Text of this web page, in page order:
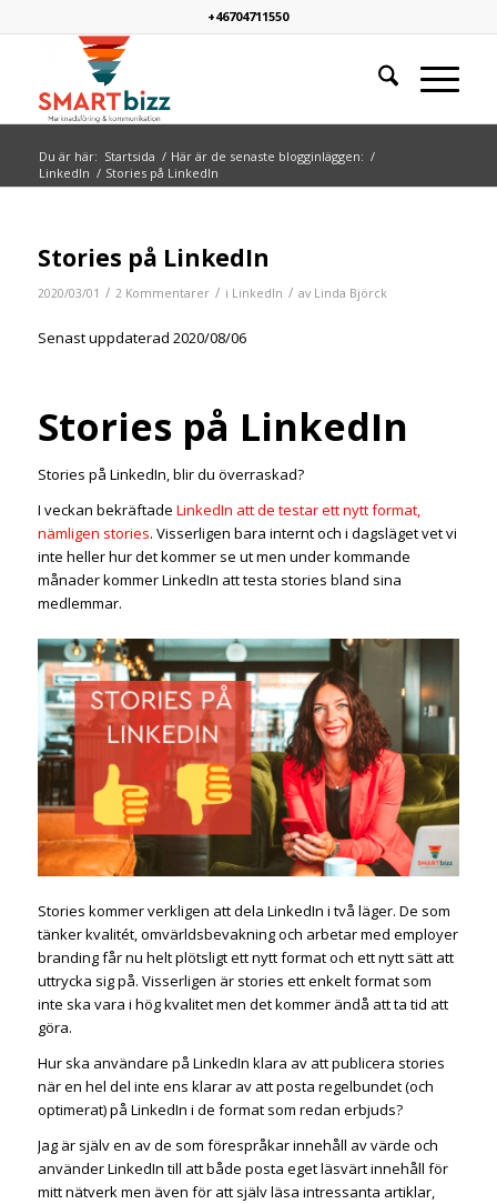
+46704711550
Du är här: Startsida / Här är de senaste blogginläggen: /
LinkedIn / Stories på LinkedIn
Stories på LinkedIn
2020/03/01 / 2 Kommentarer / i LinkedIn / av Linda Björck
Senast uppdaterad 2020/08/06
Stories på LinkedIn
Stories på LinkedIn, blir du överraskad?
I veckan bekräftade LinkedIn att de testar ett nytt format,
nämligen stories. Visserligen bara internt och i dagsläget vet vi
inte heller hur det kommer se ut men under kommande
månader kommer LinkedIn att testa stories bland sina
medlemmar.
Stories kommer verkligen att dela LinkedIn i två läger. De som
tänker kvalitét, omvärldsbevakning och arbetar med employer
branding får nu helt plötsligt ett nytt format och ett nytt sätt att
uttrycka sig på. Visserligen är stories ett enkelt format som
inte ska vara i hög kvalitet men det kommer ändå att ta tid att
göra.
Hur ska användare på LinkedIn klara av att publicera stories
när en hel del inte ens klarar av att posta regelbundet (och
optimerat) på LinkedIn i de format som redan erbjuds?
Jag är själv en av de som förespråkar innehåll av värde och
använder LinkedIn till att både posta eget läsvärt innehåll för
mitt nätverk men även för att själv läsa intressanta artiklar,